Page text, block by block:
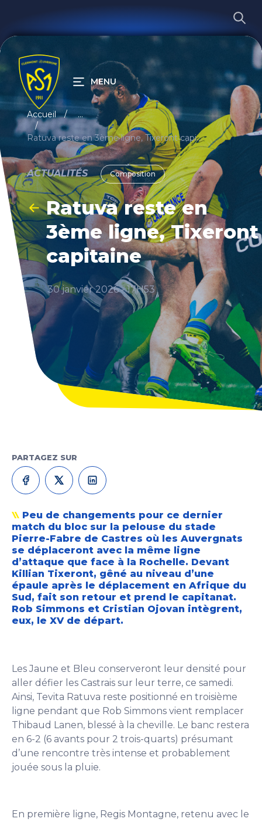
RECHERCHER
MENU
Accueil ...
Ratuva reste en 3ème ligne, Tixeront capitaine
ACTUALITÉS Composition
Ratuva reste en
3ème ligne, Tixeront
capitaine
30 janvier 2026 - 17H53
PARTAGEZ SUR
Peu de changements pour ce dernier
match du bloc sur la pelouse du stade
Pierre-Fabre de Castres où les Auvergnats
se déplaceront avec la même ligne
d’attaque que face à la Rochelle. Devant
Killian Tixeront, gêné au niveau d’une
épaule après le déplacement en Afrique du
Sud, fait son retour et prend le capitanat.
Rob Simmons et Cristian Ojovan intègrent,
eux, le XV de départ.
Les Jaune et Bleu conserveront leur densité pour
aller défier les Castrais sur leur terre, ce samedi.
Ainsi, Tevita Ratuva reste positionné en troisième
ligne pendant que Rob Simmons vient remplacer
Thibaud Lanen, blessé à la cheville. Le banc restera
en 6-2 (6 avants pour 2 trois-quarts) présumant
d’une rencontre très intense et probablement
jouée sous la pluie.
En première ligne, Regis Montagne, retenu avec le